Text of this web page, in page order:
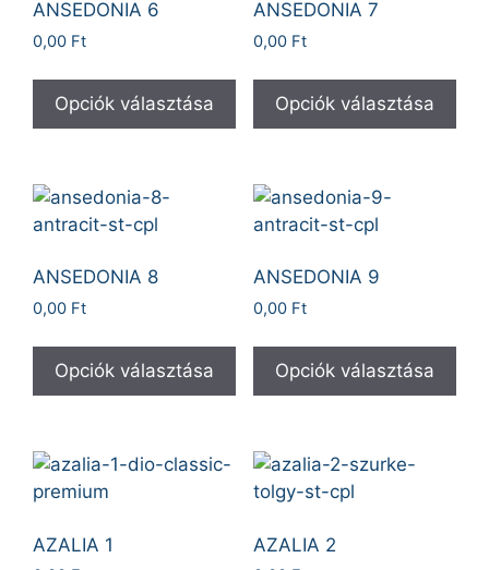
ANSEDONIA 6
0,00 Ft
Opciók választása
ANSEDONIA 7
0,00 Ft
Opciók választása
ANSEDONIA 8
0,00 Ft
Opciók választása
ANSEDONIA 9
0,00 Ft
Opciók választása
AZALIA 1 AZALIA 2